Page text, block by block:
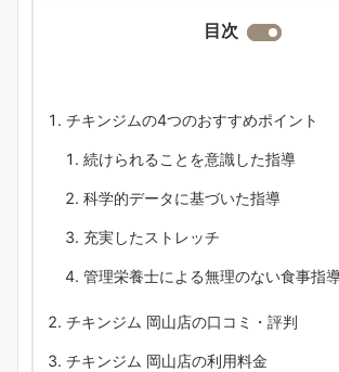
目次
チキンジムの4つのおすすめポイント
続けられることを意識した指導
科学的データに基づいた指導
充実したストレッチ
管理栄養士による無理のない食事指
チキンジム 岡山店の口コミ・評判
チキンジム 岡山店の利用料金